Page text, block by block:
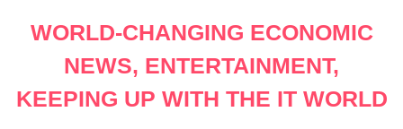
WORLD-CHANGING ECONOMIC
NEWS, ENTERTAINMENT,
KEEPING UP WITH THE IT WORLD